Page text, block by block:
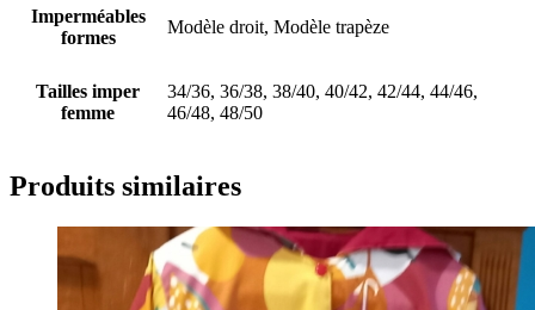
réversible
« Porto
Imperméables
formes
Modèle droit, Modèle trapèze
Tailles imper
femme
34/36, 36/38, 38/40, 40/42, 42/44, 44/46,
46/48, 48/50
Produits similaires